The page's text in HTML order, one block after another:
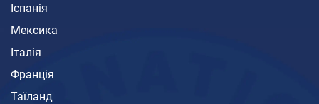
Іспанія
Мексика
Італія
Франція
Таїланд